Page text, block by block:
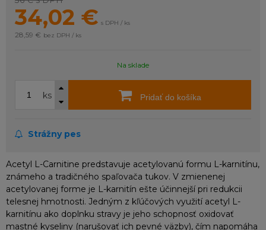
34,02 € s DPH / ks
28,59 € bez DPH / ks
Na sklade
ks Pridať do košíka
Strážny pes
Acetyl L-Carnitine predstavuje acetylovanú formu L-karnitínu,
známeho a tradičného spaľovača tukov. V zmienenej
acetylovanej forme je L-karnitín ešte účinnejší pri redukcii
telesnej hmotnosti. Jedným z kľúčových využití acetyl L-
karnitínu ako doplnku stravy je jeho schopnosť oxidovať
mastné kyseliny (narušovať ich pevné väzby), čím napomáha